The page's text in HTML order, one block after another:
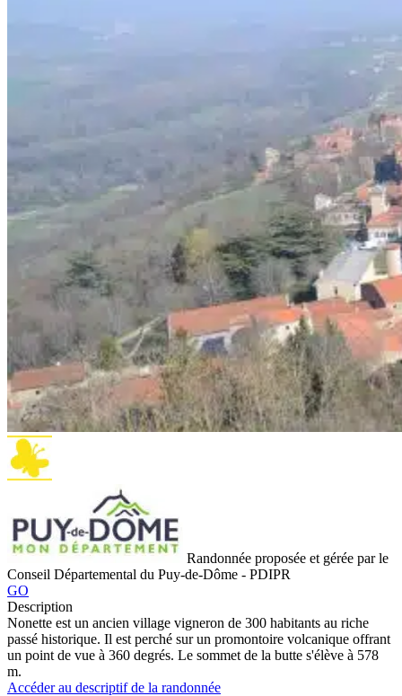
Randonnée proposée et gérée par le
Conseil Départemental du Puy-de-Dôme - PDIPR
GO
Description
Nonette est un ancien village vigneron de 300 habitants au riche
passé historique. Il est perché sur un promontoire volcanique offrant
un point de vue à 360 degrés. Le sommet de la butte s'élève à 578
m.
Accéder au descriptif de la randonnée